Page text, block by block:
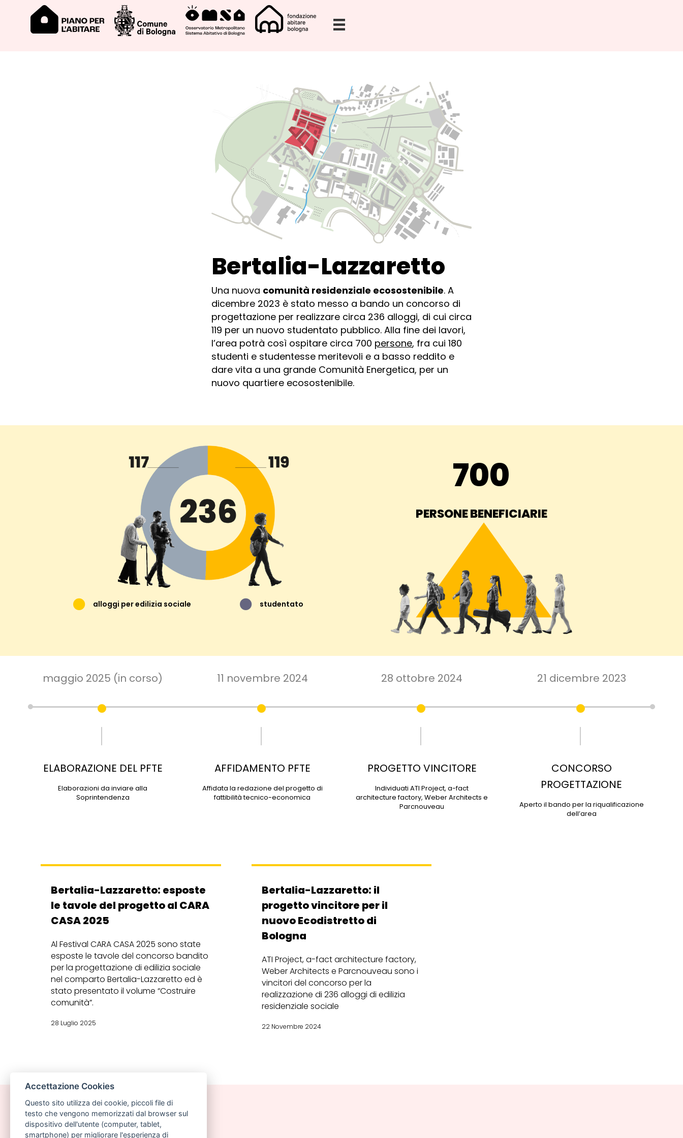
Bertalia-Lazzaretto
Una nuova comunità residenziale ecosostenibile. A
dicembre 2023 è stato messo a bando un concorso di
progettazione per realizzare circa 236 alloggi, di cui circa
119 per un nuovo studentato pubblico. Alla fine dei lavori,
l’area potrà così ospitare circa 700 persone, fra cui 180
studenti e studentesse meritevoli e a basso reddito e
dare vita a una grande Comunità Energetica, per un
nuovo quartiere ecosostenibile.
alloggi per edilizia sociale studentato
700
PERSONE BENEFICIARIE
maggio 2025 (in corso)
ELABORAZIONE DEL PFTE
Elaborazioni da inviare alla
Soprintendenza
11 novembre 2024
AFFIDAMENTO PFTE
Affidata la redazione del progetto di
fattibilità tecnico-economica
28 ottobre 2024
PROGETTO VINCITORE
Individuati ATI Project, a-fact
architecture factory, Weber Architects e
Parcnouveau
21 dicembre 2023
CONCORSO
PROGETTAZIONE
Aperto il bando per la riqualificazione
dell’area
Bertalia-Lazzaretto: esposte
le tavole del progetto al CARA
CASA 2025
Al Festival CARA CASA 2025 sono state
esposte le tavole del concorso bandito
per la progettazione di edilizia sociale
nel comparto Bertalia-Lazzaretto ed è
stato presentato il volume “Costruire
comunità”.
28 Luglio 2025
Bertalia-Lazzaretto: il
progetto vincitore per il
nuovo Ecodistretto di
Bologna
ATI Project, a-fact architecture factory,
Weber Architects e Parcnouveau sono i
vincitori del concorso per la
realizzazione di 236 alloggi di edilizia
residenziale sociale
22 Novembre 2024
Accettazione Cookies
Questo sito utilizza dei cookie, piccoli file di
testo che vengono memorizzati dal browser sul
dispositivo dell'utente (computer, tablet,
smartphone) per migliorare l'esperienza di